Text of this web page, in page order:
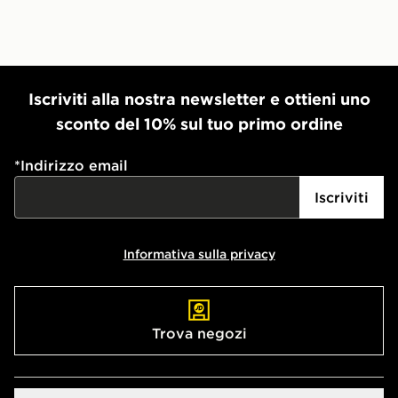
Iscriviti alla nostra newsletter e ottieni uno
sconto del 10% sul tuo primo ordine
*Indirizzo email
Iscriviti
Informativa sulla privacy
Trova negozi